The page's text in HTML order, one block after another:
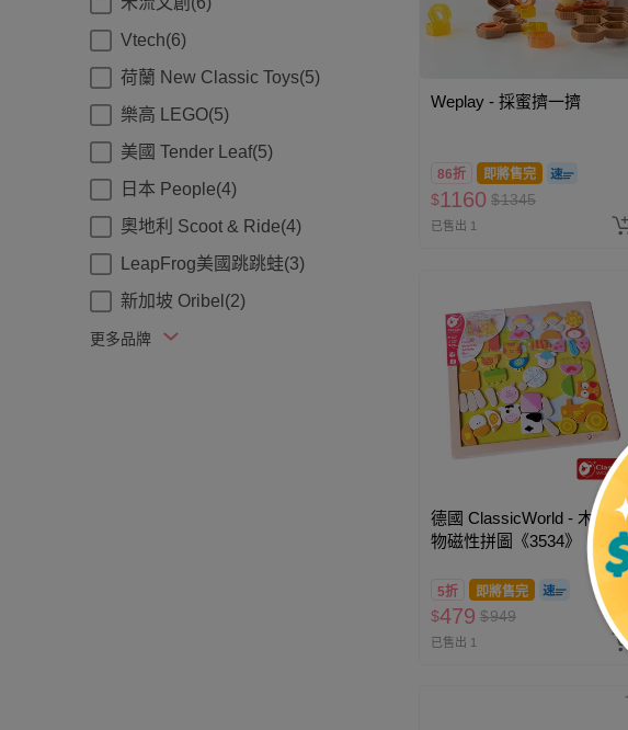
Vtech(6)
荷蘭 New Classic Toys(5)
樂高 LEGO(5)
美國 Tender Leaf(5)
日本 People(4)
奧地利 Scoot & Ride(4)
LeapFrog美國跳跳蛙(3)
新加坡 Oribel(2)
更多品牌
Weplay - 採蜜擠一擠
86折 即將售完
$1160 $1345
已售出 1
德國 ClassicWorld - 木製動
物磁性拼圖《3534》
5折 即將售完
$479 $949
已售出 1